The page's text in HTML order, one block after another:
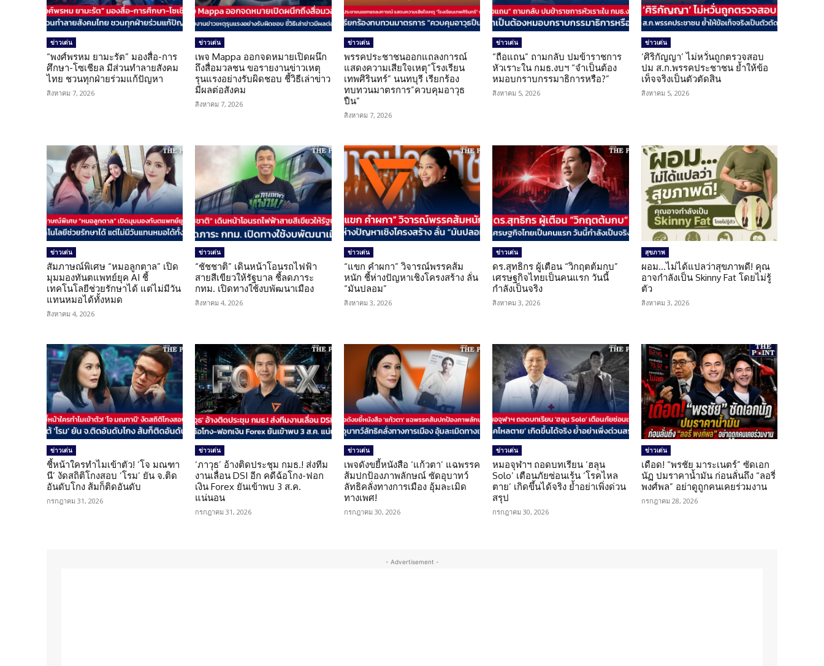
ข่าวเด่น
“พงศ์พรหม ยามะรัต” มองสื่อ-การ
ศึกษา-โซเชียล มีส่วนทำลายสังคม
ไทย ชวนทุกฝ่ายร่วมแก้ปัญหา
สิงหาคม 7, 2026
ข่าวเด่น
เพจ Mappa ออกจดหมายเปิดผนึก
ถึงสื่อมวลชน ขอรายงานข่าวเหตุ
รุนแรงอย่างรับผิดชอบ ชี้วิธีเล่าข่าว
มีผลต่อสังคม
สิงหาคม 7, 2026
ข่าวเด่น
พรรคประชาชนออกแถลงการณ์
แสดงความเสียใจเหตุ”โรงเรียน
เทพศิรินทร์” นนทบุรี เรียกร้อง
ทบทวนมาตรการ”ควบคุมอาวุธ
ปืน”
สิงหาคม 7, 2026
ข่าวเด่น
“ถือแถน” ถามกลับ ปมข้าราชการ
หัวเราะใน กมธ.งบฯ “จำเป็นต้อง
หมอบกราบกรรมาธิการหรือ?”
สิงหาคม 5, 2026
ข่าวเด่น
‘ศิริกัญญา’ ไม่หวั่นถูกตรวจสอบ
ปม ส.ก.พรรคประชาชน ย้ำให้ข้อ
เท็จจริงเป็นตัวตัดสิน
สิงหาคม 5, 2026
ข่าวเด่น
สัมภาษณ์พิเศษ “หมอลูกตาล” เปิด
มุมมองทันตแพทย์ยุค AI ชี้
เทคโนโลยีช่วยรักษาได้ แต่ไม่มีวัน
แทนหมอได้ทั้งหมด
สิงหาคม 4, 2026
ข่าวเด่น
“ชัชชาติ” เดินหน้าโอนรถไฟฟ้า
สายสีเขียวให้รัฐบาล ชี้ลดภาระ
กทม. เปิดทางใช้งบพัฒนาเมือง
สิงหาคม 4, 2026
ข่าวเด่น
“แขก คำผกา” วิจารณ์พรรคส้ม
หนัก ชี้ห่างปัญหาเชิงโครงสร้าง ลั่น
“มันปลอม”
สิงหาคม 3, 2026
ข่าวเด่น
ดร.สุทธิกร ผู้เตือน “วิกฤตต้มกบ”
เศรษฐกิจไทยเป็นคนแรก วันนี้
กำลังเป็นจริง
สิงหาคม 3, 2026
สุขภาพ
ผอม…ไม่ได้แปลว่าสุขภาพดี! คุณ
อาจกำลังเป็น Skinny Fat โดยไม่รู้
ตัว
สิงหาคม 3, 2026
ข่าวเด่น
ชี้หน้าใครทำไมเข้าตัว! ‘โจ มณฑา
นี’ งัดสถิติโกงสอบ ‘โรม’ ยัน จ.ติด
อันดับโกง ส้มก็ติดอันดับ
กรกฎาคม 31, 2026
ข่าวเด่น
‘ภาวุธ’ อ้างติดประชุม กมธ.! ส่งทีม
งานเลื่อน DSI อีก คดีฉ้อโกง-ฟอก
เงิน Forex ยันเข้าพบ 3 ส.ค.
แน่นอน
กรกฎาคม 31, 2026
ข่าวเด่น
เพจดังขยี้หนังสือ ‘แก้วตา’ แฉพรรค
ส้มปกป้องภาพลักษณ์ ซัดอุบาทว์
ลัทธิคลั่งทางการเมือง อุ้มละเมิด
ทางเพศ!
กรกฎาคม 30, 2026
ข่าวเด่น
หมอจุฬาฯ ถอดบทเรียน ‘ฮลุน
Solo’ เตือนภัยซ่อนเร้น ‘โรคไหล
ตาย’ เกิดขึ้นได้จริง ย้ำอย่าเพิ่งด่วน
สรุป
กรกฎาคม 30, 2026
ข่าวเด่น
เดือด! “พรชัย มาระเนตร์” ซัดเอก
นัฏ ปมราคาน้ำมัน ก่อนลั่นถึง “ลอรี่
พงศ์พล” อย่าดูถูกคนเคยร่วมงาน
กรกฎาคม 28, 2026
- Advertisement -